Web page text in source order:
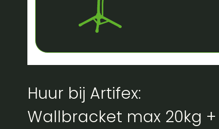
Huur bij Artifex:
Wallbracket max 20kg